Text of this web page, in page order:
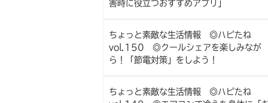
害時に役立つおすすめアプリ」
ちょっと素敵な生活情報 ◎ハピたね
vol.150 ◎クールシェアを楽しみなが
ら！「節電対策」をしよう！
ちょっと素敵な生活情報 ◎ハピたね